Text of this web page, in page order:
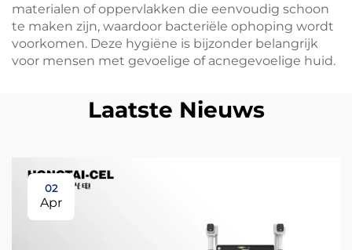
materialen of oppervlakken die eenvoudig schoon
te maken zijn, waardoor bacteriële ophoping wordt
voorkomen. Deze hygiëne is bijzonder belangrijk
voor mensen met gevoelige of acnegevoelige huid.
Laatste Nieuws
02
Apr